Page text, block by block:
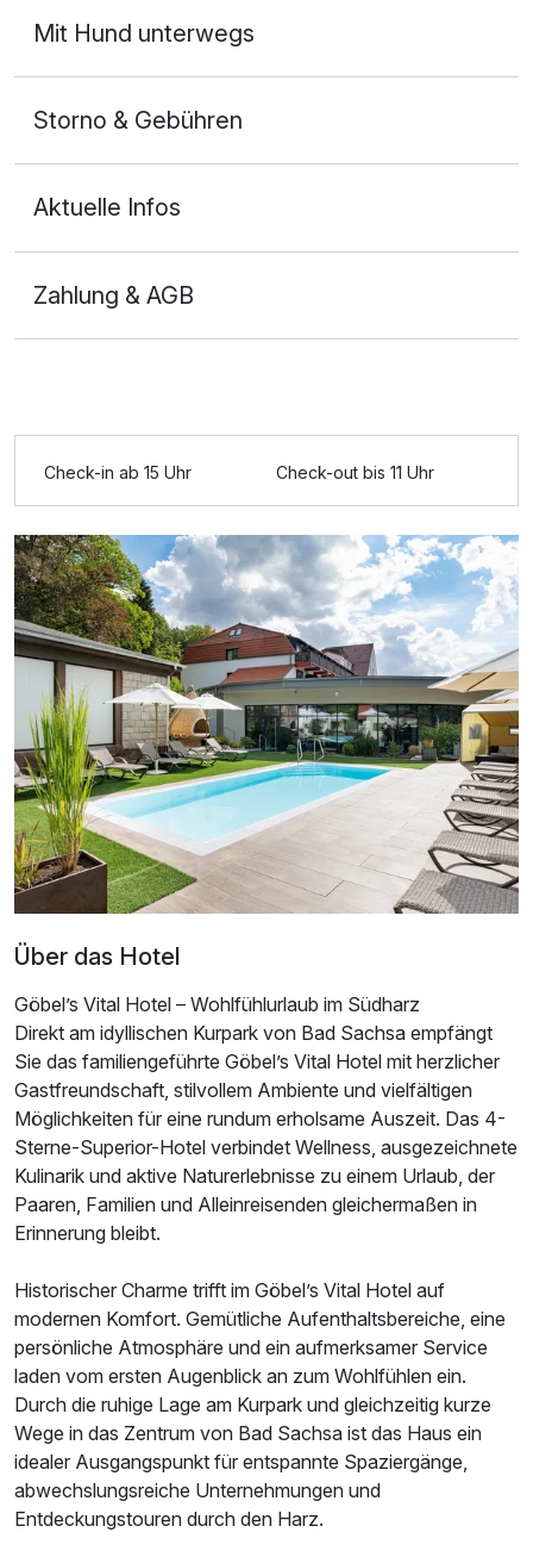
Zusatznächte
Für 5 Tage p.P. ab500,00 €
Doppelzimmer Superior
2 Erwachsene und 2 Kinder
Ausstattung
Zusatznächte
Für 5 Tage p.P. ab 536,00 €
Doppelzimmer zur Einzelnutzung
1 Erwachsenen
Mit Hund unterwegs
Storno & Gebühren
Aktuelle Infos
Zahlung & AGB
Check-in ab 15 Uhr Check-out bis 11 Uhr
Über das Hotel
Göbel’s Vital Hotel – Wohlfühlurlaub im Südharz
Direkt am idyllischen Kurpark von Bad Sachsa empfängt
Sie das familiengeführte Göbel’s Vital Hotel mit herzlicher
Gastfreundschaft, stilvollem Ambiente und vielfältigen
Möglichkeiten für eine rundum erholsame Auszeit. Das 4-
Sterne-Superior-Hotel verbindet Wellness, ausgezeichnete
Kulinarik und aktive Naturerlebnisse zu einem Urlaub, der
Paaren, Familien und Alleinreisenden gleichermaßen in
Erinnerung bleibt.
Historischer Charme trifft im Göbel’s Vital Hotel auf
modernen Komfort. Gemütliche Aufenthaltsbereiche, eine
persönliche Atmosphäre und ein aufmerksamer Service
laden vom ersten Augenblick an zum Wohlfühlen ein.
Durch die ruhige Lage am Kurpark und gleichzeitig kurze
Wege in das Zentrum von Bad Sachsa ist das Haus ein
idealer Ausgangspunkt für entspannte Spaziergänge,
abwechslungsreiche Unternehmungen und
Entdeckungstouren durch den Harz.